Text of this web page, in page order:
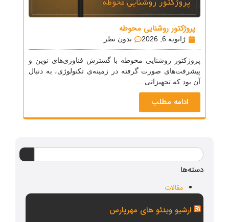
پروژکتور روشنایی محوطه
ژانویه 6, 2026 بدون نظر
پروژکتور روشنایی محوطه با گسترش فناوری‌های نوین و
پیشرفت‌های صورت گرفته در زمینه‌ی تکنولوژی، به دنبال
آن بود که تجهیزاتی....
ادامه مطلب
دسته‌ها
مقالات
ارشیو ویدئو های مهرپارس